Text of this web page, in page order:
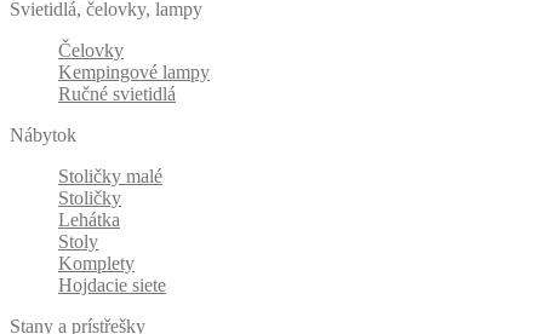
Svietidlá, čelovky, lampy
Čelovky
Kempingové lampy
Ručné svietidlá
Nábytok
Stoličky malé
Stoličky
Lehátka
Stoly
Komplety
Hojdacie siete
Stany a prístřešky